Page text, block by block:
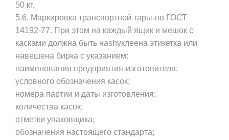
50 кг.
5.6. Маркировка транспортной тары-по ГОСТ
14192-77. При этом на каждый ящик и мешок с
касками должна быть наshyклеена этикетка или
навешена бирка с указанием:
наименования предприятия-изготовителя;
условного обозначения касок;
номера партии и даты изготовления;
количества касок;
отметки упаковщика;
обозначения настоящего стандарта;